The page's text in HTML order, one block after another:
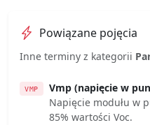
Powiązane pojęcia
Inne terminy z kategorii
VMP
Vmp (napięcie w
Napięcie modułu w
85% wartości Voc.